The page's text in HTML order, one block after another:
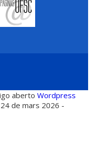
abertoWordpress
de mars 2026 -